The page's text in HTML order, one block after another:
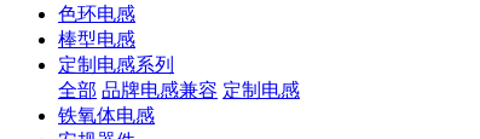
色环电感
棒型电感
定制电感系列
全部 品牌电感兼容 定制电感
铁氧体电感